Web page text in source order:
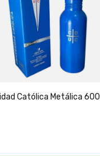
Católica Metálica 600